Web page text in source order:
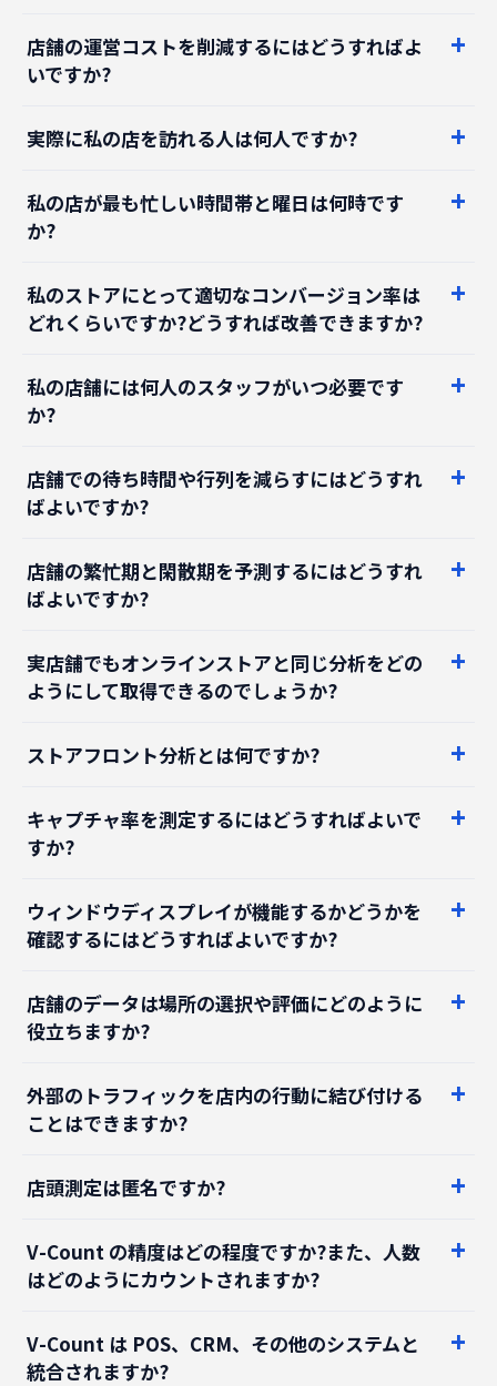
店舗の運営コストを削減するにはどうすればよ
いですか?
実際に私の店を訪れる人は何人ですか?
私の店が最も忙しい時間帯と曜日は何時です
か?
私のストアにとって適切なコンバージョン率は
どれくらいですか?どうすれば改善できますか?
私の店舗には何人のスタッフがいつ必要です
か?
店舗での待ち時間や行列を減らすにはどうすれ
ばよいですか?
店舗の繁忙期と閑散期を予測するにはどうすれ
ばよいですか?
実店舗でもオンラインストアと同じ分析をどの
ようにして取得できるのでしょうか?
ストアフロント分析とは何ですか?
キャプチャ率を測定するにはどうすればよいで
すか?
ウィンドウディスプレイが機能するかどうかを
確認するにはどうすればよいですか?
店舗のデータは場所の選択や評価にどのように
役立ちますか?
外部のトラフィックを店内の行動に結び付ける
ことはできますか?
店頭測定は匿名ですか?
V-Count の精度はどの程度ですか?また、人数
はどのようにカウントされますか?
V-Count は POS、CRM、その他のシステムと
統合されますか?